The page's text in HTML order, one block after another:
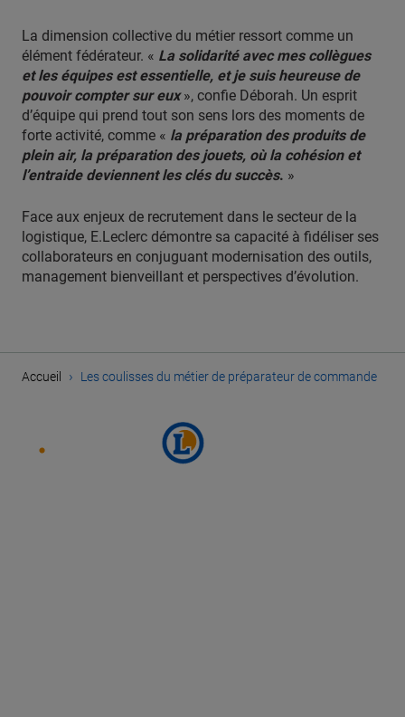
La dimension collective du métier ressort comme un
élément fédérateur. « La solidarité avec mes collègues
et les équipes est essentielle, et je suis heureuse de
pouvoir compter sur eux», confie Déborah. Un esprit
d’équipe qui prend tout son sens lors des moments de
forte activité, comme « la préparation des produits de
plein air, la préparation des jouets, où la cohésion et
l’entraide deviennent les clés du succès. »
Face aux enjeux de recrutement dans le secteur de la
logistique, E.Leclerc démontre sa capacité à fidéliser ses
collaborateurs en conjuguant modernisation des outils,
management bienveillant et perspectives d’évolution.
Accueil › Les coulisses du métier de préparateur de commande